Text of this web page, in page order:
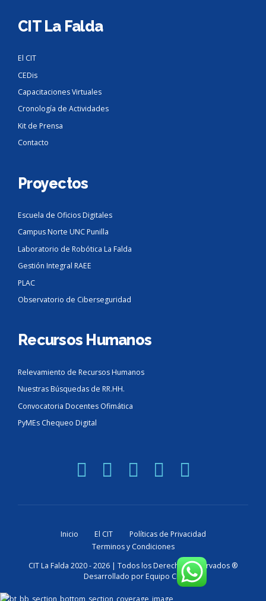
CIT La Falda
El CIT
CEDis
Capacitaciones Virtuales
Cronología de Actividades
Kit de Prensa
Contacto
Proyectos
Escuela de Oficios Digitales
Campus Norte UNC Punilla
Laboratorio de Robótica La Falda
Gestión Integral RAEE
PLAC
Observatorio de Ciberseguridad
Recursos Humanos
Relevamiento de Recursos Humanos
Nuestras Búsquedas de RR.HH.
Convocatoria Docentes Ofimática
PyMEs Chequeo Digital
Inicio El CIT
Políticas de Privacidad
Terminos y Condiciones
CIT La Falda 2020 - 2026 | Todos los Derechos Reservados ®
Desarrollado por Equipo CIT